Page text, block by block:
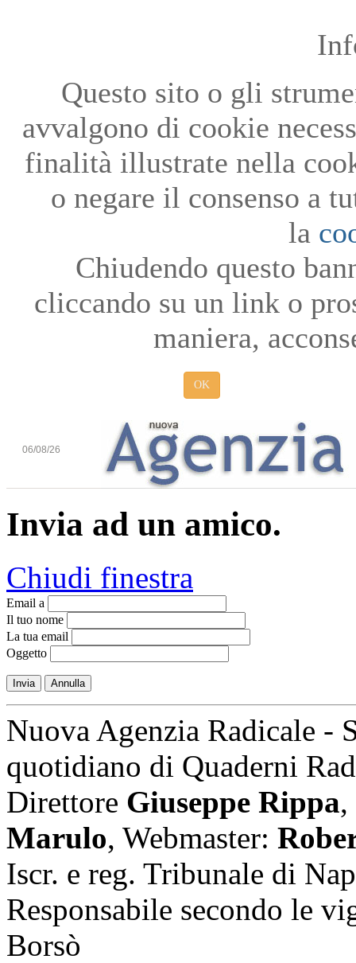
Questo sito o gli
avvalgono di cookie
finalità illustrate nella
o negare il consenso a
la
Chiudendo questo
cliccando su un link o
maniera,
OK
06/08/26
Invia ad un amico.
Chiudi finestra
Email a
Il tuo nome
La tua email
Oggetto
Invia Annulla
Nuova Agenzia Radicale -
quotidiano di Quaderni
Direttore Giuseppe Rippa,
Marulo, Webmaster:
Iscr. e reg. Tribunale di
Responsabile secondo le
Borsò